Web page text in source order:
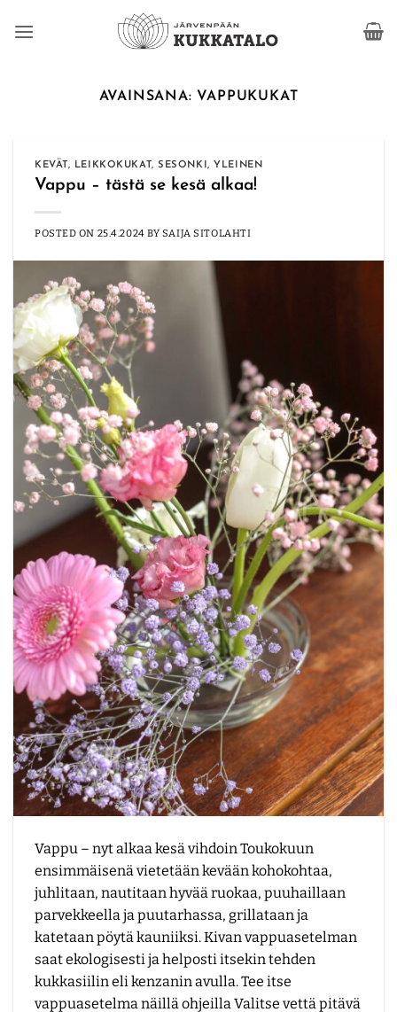
AVAINSANA: VAPPUKUKAT
KEVÄT , LEIKKOKUKAT,SESONKI, YLEINEN
Vappu – tästä se kesä alkaa!
POSTED ON 25.4.2024 BY SAIJA SITOLAHTI
Vappu – nyt alkaa kesä vihdoin Toukokuun
ensimmäisenä vietetään kevään kohokohtaa,
juhlitaan, nautitaan hyvää ruokaa, puuhaillaan
parvekkeella ja puutarhassa, grillataan ja
katetaan pöytä kauniiksi. Kivan vappuasetelman
saat ekologisesti ja helposti itsekin tehden
kukkasiilin eli kenzanin avulla. Tee itse
vappuasetelma näillä ohjeilla Valitse vettä pitävä